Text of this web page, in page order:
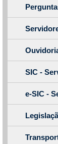
SIC -
e-SIC -